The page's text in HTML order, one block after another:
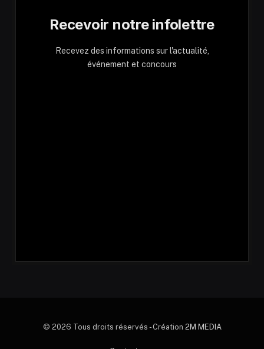
Recevoir notre infolettre
Recevez des informations sur l'actualité,
événement et concours
© 2026 Tous droits réservés - Création 2M MEDIA